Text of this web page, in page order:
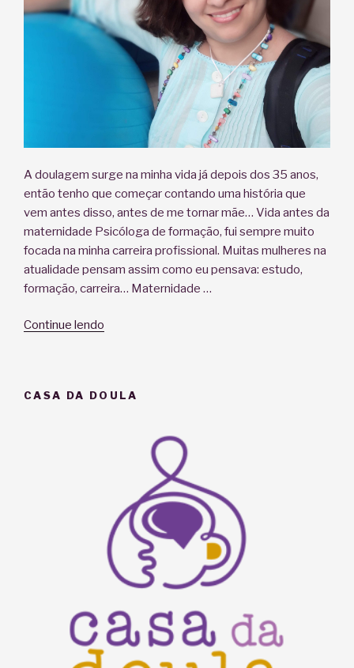
A doulagem surge na minha vida já depois dos 35 anos,
então tenho que começar contando uma história que
vem antes disso, antes de me tornar mãe… Vida antes da
maternidade Psicóloga de formação, fui sempre muito
focada na minha carreira profissional. Muitas mulheres na
atualidade pensam assim como eu pensava: estudo,
formação, carreira… Maternidade …
Continue lendo
CASA DA DOULA